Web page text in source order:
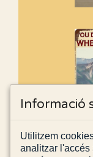
Informació
Utilitzem
analitzar l'accés